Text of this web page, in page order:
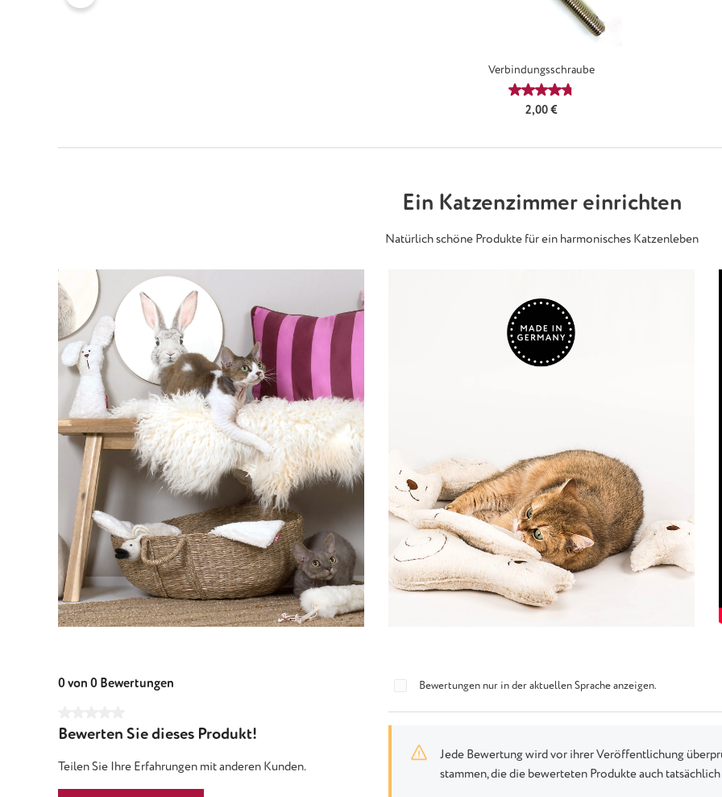
Verbindungsschraube
Durchschnittliche Bewertung von
Regulärer Preis:
2,00 €
Ein Katzenzimmer einrichten
Natürlich schöne Produkte für ein harmonisches Katzenleben
0 von 0 Bewertungen
Bewerten Sie dieses Produkt!
Teilen Sie Ihre Erfahrungen mit anderen Kunden.
Bewertungen nur in der aktuellen Sprache anzeigen.
Jede Bewertung wird vor ihrer Veröffentlichung
stammen, die die bewerteten Produkte auch